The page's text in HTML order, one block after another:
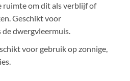
ruimte om dit als verblijf of
Geschikt voor
dwergvleermuis.
voor gebruik op zonnige,